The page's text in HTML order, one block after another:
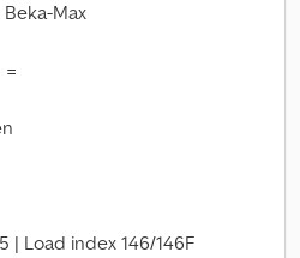
Max
=
| Load index 146/146F